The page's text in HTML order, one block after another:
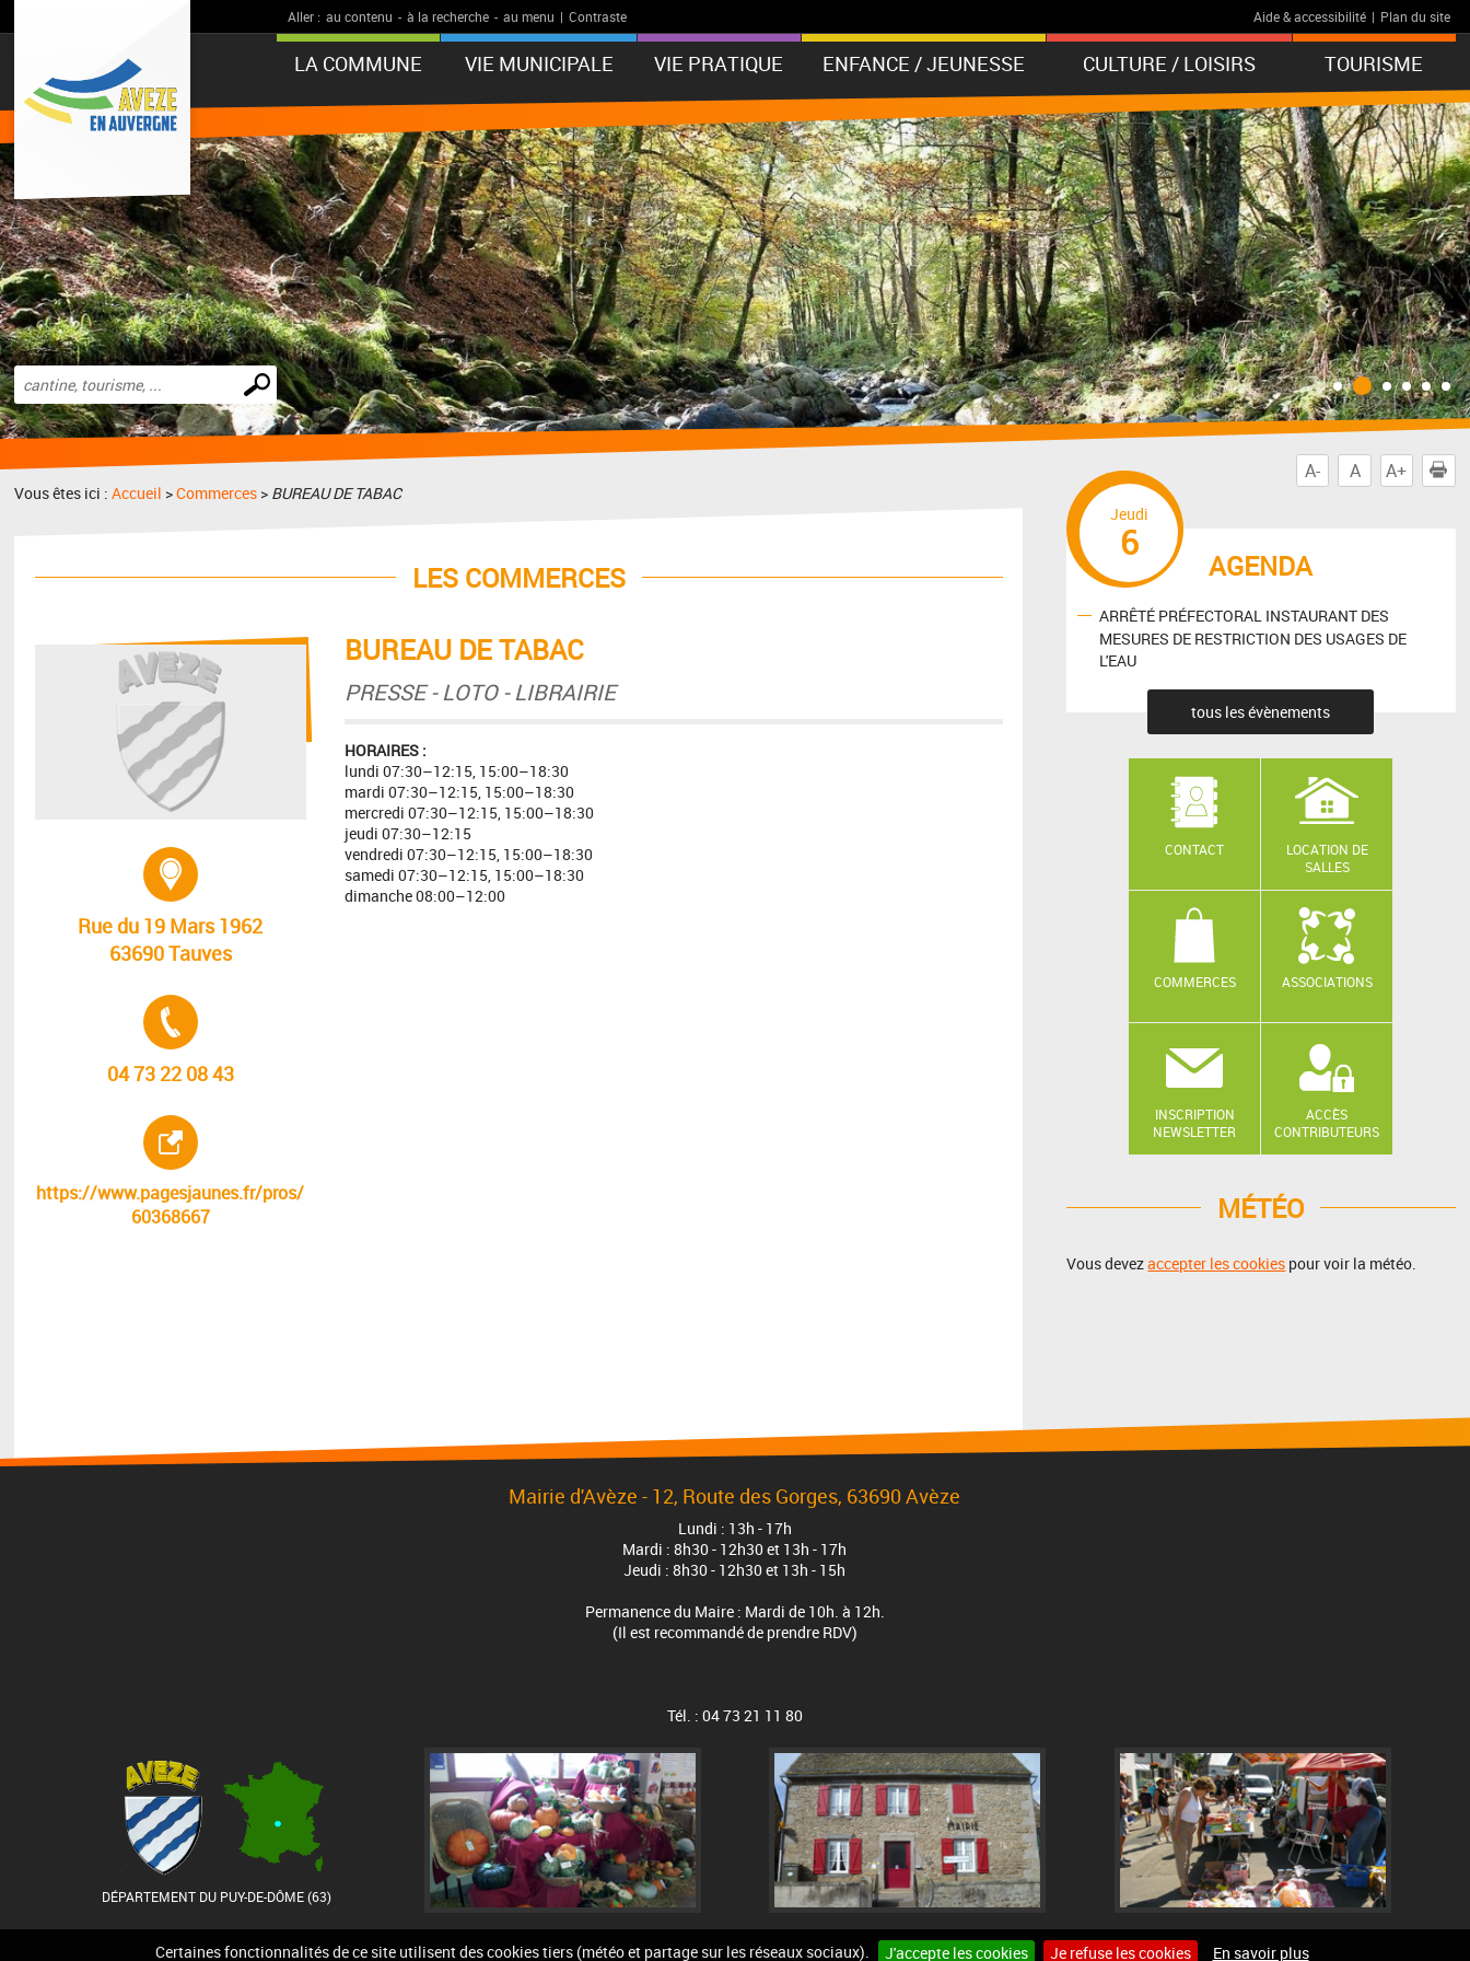
Certaines fonctionnalités de ce site utilisent des cookies tiers (météo et partage sur les réseaux sociaux). J'accepte les cookies Je refuse les cookies En savoir plus
Aller : au contenu - à la recherche - au menu | Contraste Aide & accessibilité | Plan du site
LA COMMUNE VIE MUNICIPALE VIE PRATIQUE ENFANCE / JEUNESSE CULTURE / LOISIRS TOURISME
Effectuer
une
recherche
A- A A+
Vous êtes ici :Accueil >Commerces > BUREAU DE TABAC
LES COMMERCES
BUREAU DE TABAC
PRESSE - LOTO - LIBRAIRIE
HORAIRES :
lundi 07:30–12:15, 15:00–18:30
mardi 07:30–12:15, 15:00–18:30
mercredi 07:30–12:15, 15:00–18:30
jeudi 07:30–12:15
vendredi 07:30–12:15, 15:00–18:30
samedi 07:30–12:15, 15:00–18:30
dimanche 08:00–12:00
Rue du 19 Mars 1962
63690 Tauves
04 73 22 08 43
https://www.pagesjaunes.fr/pros/
60368667
AGENDA
Jeudi
6
ARRÊTÉ PRÉFECTORAL INSTAURANT DES
MESURES DE RESTRICTION DES USAGES DE
L'EAU
tous les évènements
CONTACT
LOCATION DE
SALLES
COMMERCES ASSOCIATIONS
INSCRIPTION
NEWSLETTER
ACCÈS
CONTRIBUTEURS
MÉTÉO
Vous devezaccepter les cookies pour voir la météo.
Mairie d'Avèze - 12, Route des Gorges, 63690 Avèze
Lundi : 13h - 17h
Mardi : 8h30 - 12h30 et 13h - 17h
Jeudi : 8h30 - 12h30 et 13h - 15h
Permanence du Maire : Mardi de 10h. à 12h.
(Il est recommandé de prendre RDV)
Tél. : 04 73 21 11 80
DÉPARTEMENT DU PUY-DE-DÔME (63)